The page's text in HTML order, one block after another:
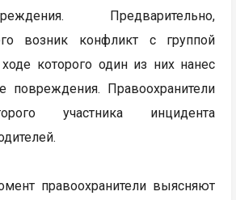
Предварительно,
возник конфликт с группой
которого один из них нанес
повреждения. Правоохранители
участника инцидента
правоохранители выясняют